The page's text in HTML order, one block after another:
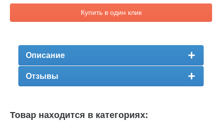
Купить в один клик
Описание
Отзывы
Товар находится в категориях: